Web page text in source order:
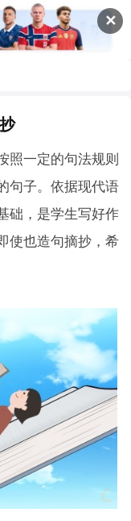
✕
照一定的句法规则
句子。依据现代语
础，是学生写好作
使也造句摘抄，希